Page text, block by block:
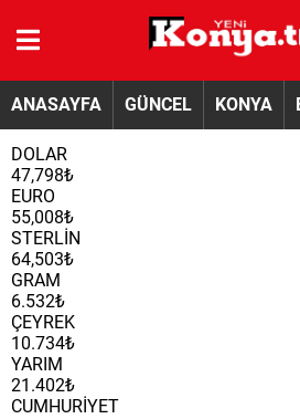
ANASAYFA GÜNCEL KONYA
DOLAR
47,798₺
EURO
55,008₺
STERLİN
64,503₺
GRAM
6.532₺
ÇEYREK
10.734₺
YARIM
21.402₺
CUMHURİYET